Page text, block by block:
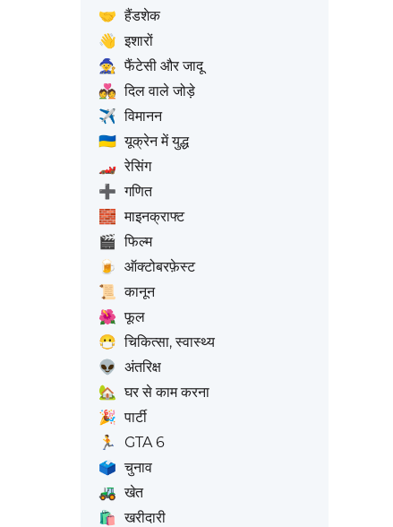
🤝 हैंडशेक
👋 इशारों
🧙 फैंटेसी और जादू
💑 दिल वाले जोड़े
✈️ विमानन
🇺🇦 यूक्रेन में युद्ध
🏎️ रेसिंग
➕ गणित
🧱 माइनक्राफ्ट
🎬 फिल्म
🍺 ऑक्टोबरफ़ेस्ट
📜 कानून
🌺 फूल
😷 चिकित्सा, स्वास्थ्य
👽 अंतरिक्ष
🏡 घर से काम करना
🎉 पार्टी
🏃
GTA 6
🗳️ चुनाव
🚜 खेत
🛍️ खरीदारी